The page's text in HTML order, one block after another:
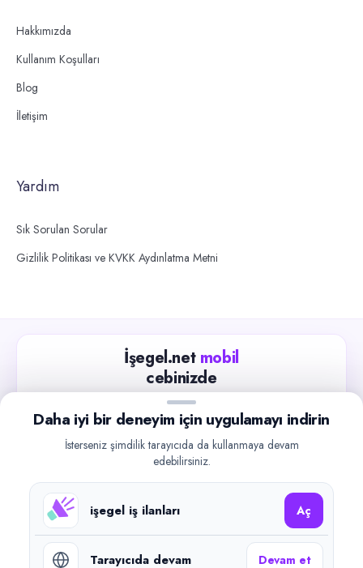
Hakkımızda
Kullanım Koşulları
Blog
İletişim
Yardım
Sık Sorulan Sorular
Gizlilik Politikası ve KVKK Aydınlatma Metni
İşegel.net mobil
cebinizde
Güncel iş ilanlarını takip edin, işverenlerle hızlıca
iletişime geçin.
Google Play
©2026işegel.net. Tüm hakları saklıdır.
Daha iyi bir deneyim için uygulamayı indirin
İsterseniz şimdilik tarayıcıda da kullanmaya devam
edebilirsiniz.
işegel iş ilanları Aç
Tarayıcıda devam Devam et